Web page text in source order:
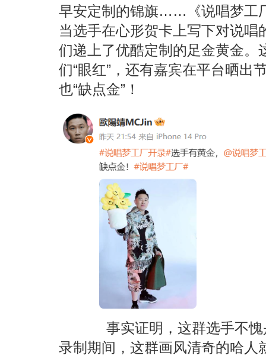
早安定制的锦旗……《说唱梦工
当选手在心形贺卡上写下对说唱
们递上了优酷定制的足金黄金。
们“眼红”，还有嘉宾在平台晒出
也“缺点金”！
事实证明，这群选手不愧
录制期间，这群画风清奇的哈人